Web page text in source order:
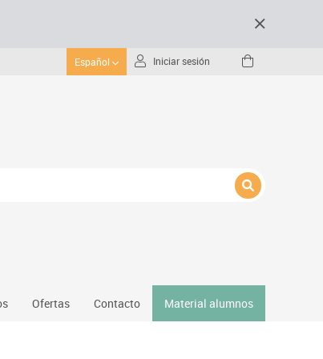
Español Iniciar sesión
Ofertas Contacto Material alumnos